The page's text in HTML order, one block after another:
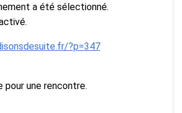
a été sélectionné.
?p=347
pour une rencontre.